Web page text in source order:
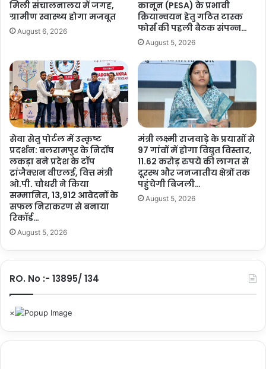
प
क
गी
स
म्मा
नि
त
…
का
स
के
ए
स्वी
कृ
ति
जा
री
…
मिली संचालनालय में जगह,
ग्रामीण स्वास्थ्य होगा मजबूत
August 6, 2026
कानून (PESA) के प्रभावी
क्रियान्वयन हेतु गठित टास्क
फोर्स की पहली बैठक संपन्न…
August 5, 2026
सेवा सेतु पोर्टल में उत्कृष्ट
प्रदर्शन: बलरामपुर के निर्दोष
लकड़ा बने प्रदेश के टॉप
ट्रांजैक्शन वीएलई, वित्त मंत्री
ओ.पी. चौधरी ने किया
सम्मानित, 13,912 आवेदनों के
सफल निराकरण से बनाया
रिकॉर्ड…
August 5, 2026
मंत्री लक्ष्मी राजवाड़े के प्रयासों से
97 गांवों में होगा विद्युत विस्तार,
11.62 करोड़ रुपये की लागत से
दूरस्थ और जनजातीय क्षेत्रों तक
पहुंचेगी बिजली…
August 5, 2026
RO. No :- 13895/ 134